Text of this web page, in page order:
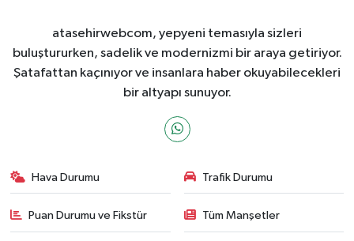
atasehirwebcom, yepyeni temasıyla sizleri
buluştururken, sadelik ve modernizmi bir araya getiriyor.
Şatafattan kaçınıyor ve insanlara haber okuyabilecekleri
bir altyapı sunuyor.
Hava Durumu Trafik Durumu
Puan Durumu ve Fikstür Tüm Manşetler